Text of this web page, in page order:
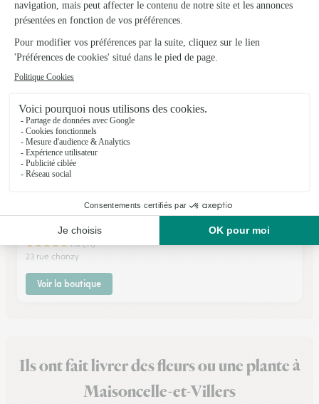
★ ★ ★
4.7 (26)
Voir la boutique
★★★★★4.6 (41)
23 rue chanzy
Voir la boutique
Ils ont fait livrer des fleurs ou une plante à
Maisoncelle-et-Villers